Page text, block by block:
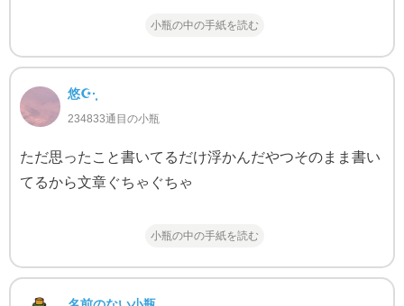
小瓶の中の手紙を読む
悠☪·̩͙
234833通目の小瓶
ただ思ったこと書いてるだけ浮かんだやつそのまま書い
てるから文章ぐちゃぐちゃ
小瓶の中の手紙を読む